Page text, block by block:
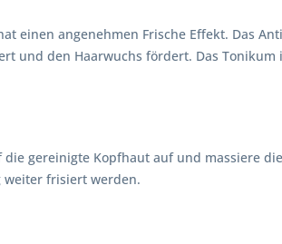
einen angenehmen Frische Effekt. Das
und den Haarwuchs fördert. Das
gereinigte Kopfhaut auf und massiere
weiter frisiert werden.